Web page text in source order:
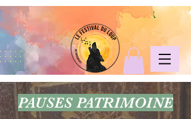
PAUSES PATRIMOINE